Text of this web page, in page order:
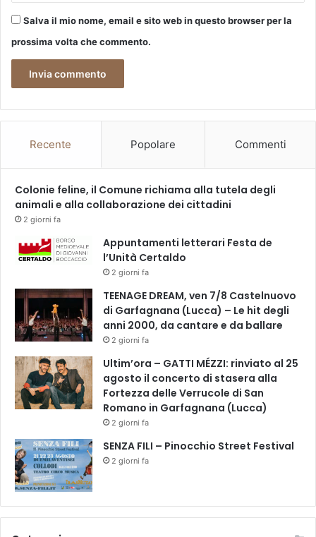
Salva il mio nome, email e sito web in questo browser per la
prossima volta che commento.
Recente Popolare Commenti
Colonie feline, il Comune richiama alla tutela degli
animali e alla collaborazione dei cittadini
2 giorni fa
Appuntamenti letterari Festa de
l’Unità Certaldo
2 giorni fa
TEENAGE DREAM, ven 7/8 Castelnuovo
di Garfagnana (Lucca) – Le hit degli
anni 2000, da cantare e da ballare
2 giorni fa
Ultim’ora – GATTI MÉZZI: rinviato al 25
agosto il concerto di stasera alla
Fortezza delle Verrucole di San
Romano in Garfagnana (Lucca)
2 giorni fa
SENZA FILI – Pinocchio Street Festival
2 giorni fa